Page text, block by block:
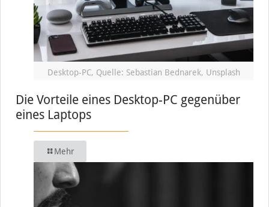
Desktop-PC, Quelle: Sebastian Bednarek, Unsplash
Die Vorteile eines Desktop-PC gegenüber
eines Laptops
Mehr